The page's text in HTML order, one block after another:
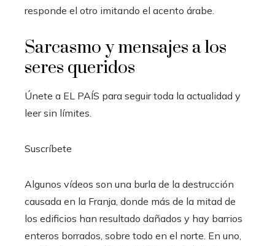
responde el otro imitando el acento árabe.
Sarcasmo y mensajes a los
seres queridos
Únete a EL PAÍS para seguir toda la actualidad y
leer sin límites.
Suscríbete
Algunos vídeos son una burla de la destrucción
causada en la Franja, donde más de la mitad de
los edificios han resultado dañados y hay barrios
enteros borrados, sobre todo en el norte. En uno,